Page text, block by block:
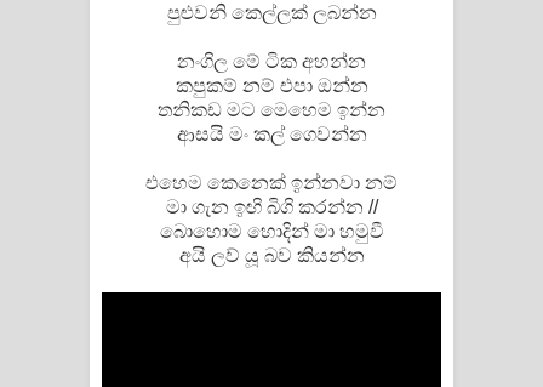
පුළුවනි කෙල්ලක් ලබන්න
නංගිල මේ ටික අහන්න
කපුකම් නම් එපා ඔන්න
තනිකඩ මට මෙහෙම ඉන්න
ආසයි මං කල් ගෙවන්න
එහෙම කෙනෙක් ඉන්නවා නම්
මා ගැන ඉඟි බිගි කරන්න //
බොහොම හොදින් මා හමුවී
අයි ලව් යූ බව කියන්න